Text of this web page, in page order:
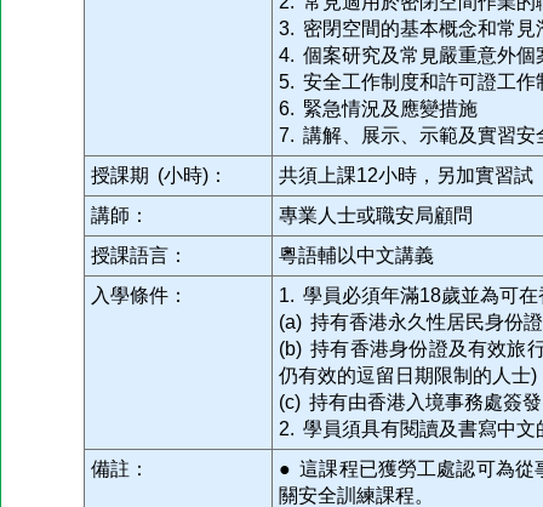
3. 密閉空間的基本概念和常見
4. 個案研究及常見嚴重意外個
5. 安全工作制度和許可證工作
6. 緊急情況及應變措施
7. 講解、展示、示範及實習安
授課期 (小時)：
共須上課12小時，另加實習試
講師：
專業人士或職安局顧問
授課語言：
粵語輔以中文講義
入學條件：
1. 學員必須年滿18歲並為可
(a) 持有香港永久性居民身份
(b) 持有香港身份證及有效旅
仍有效的逗留日期限制的人士)
(c) 持有由香港入境事務處簽
2. 學員須具有閱讀及書寫中文
備註：
● 這課程已獲勞工處認可為從
關安全訓練課程。